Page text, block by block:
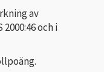
av
och i